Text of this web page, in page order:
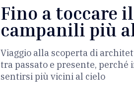
Fino a toccare
campanili più
Viaggio alla scoperta di
tra passato e presente, perché
sentirsi più vicini al cielo